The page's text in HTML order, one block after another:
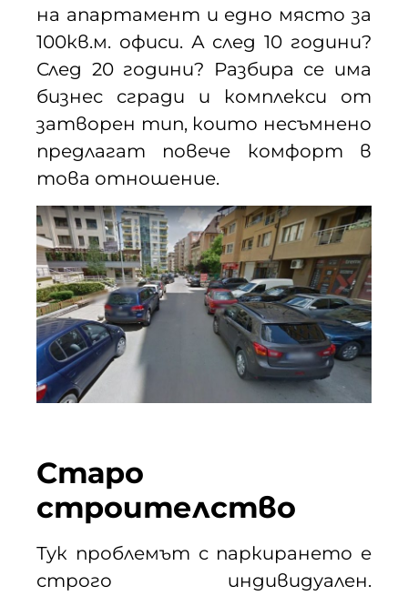
на апартамент и едно място за
100кв.м. офиси. А след 10 години?
След 20 години? Разбира се има
бизнес сгради и комплекси от
затворен тип, които несъмнено
предлагат повече комфорт в
това отношение.
Старо
строителство
Тук проблемът с паркирането е
строго индивидуален.